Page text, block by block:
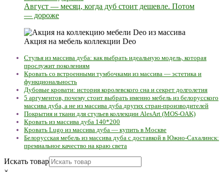
Август — месяц, когда дуб стоит дешевле. Потом
— дороже
Акция на мебель коллекции Deo
Стулья из массива дуба: как выбрать идеальную модель, которая
прослужит поколениям
Кровать со встроенными тумбочками из массива — эстетика и
функциональность
Дубовые кровати: история королевского сна и секрет долголетия
5 аргументов, почему стоит выбрать именно мебель из белорусского
массива дуба, а не из массива дуба других стран-производителей
Покрытия и ткани для стульев коллекции AlesArt (MOS-OAK)
Кровать из массива дуба 140*200
Кровать Lugo из массива дуба — купить в Москве
Белорусская мебель из массива дуба с доставкой в Южно-Сахалинск:
премиальное качество на краю света
Искать товар